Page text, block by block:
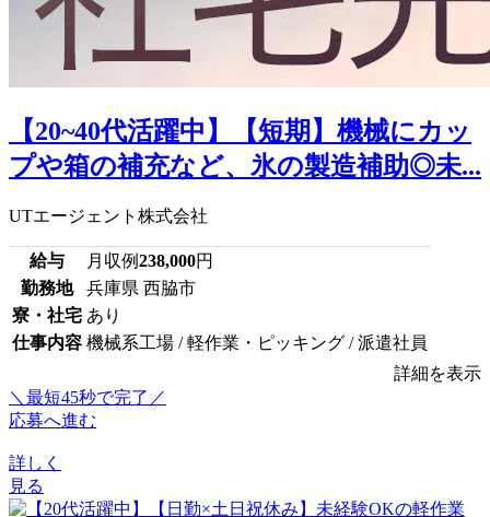
【20~40代活躍中】【短期】機械にカッ
プや箱の補充など、氷の製造補助◎未...
UTエージェント株式会社
給与 月収例238,000円
勤務地
兵庫県 西脇市
寮・社宅 あり
仕事内容 機械系工場 / 軽作業・ピッキング / 派遣社員
詳細を表示
＼最短45秒で完了／
応募へ進む
詳しく
見る